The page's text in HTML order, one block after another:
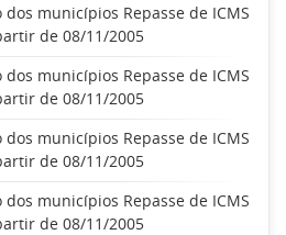
municípios Repasse de ICMS
de 08/11/2005
municípios Repasse de ICMS
de 08/11/2005
municípios Repasse de ICMS
de 08/11/2005
municípios Repasse de ICMS
de 08/11/2005